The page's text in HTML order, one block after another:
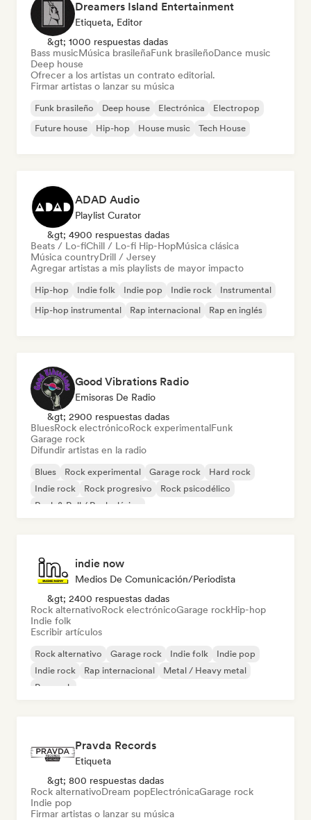
Dreamers Island Entertainment
Etiqueta, Editor
&gt; 1000 respuestas dadas
Bass musicMúsica brasileñaFunk brasileñoDance music
Deep house
Ofrecer a los artistas un contrato editorial.
Firmar artistas o lanzar su música
Funk brasileño Deep house Electrónica
Electropop
Future house
Hip-hop House music Tech House
ADAD Audio
Playlist Curator
&gt; 4900 respuestas dadas
Beats / Lo-fiChill / Lo-fi Hip-HopMúsica clásica
Música countryDrill / Jersey
Agregar artistas a mis playlists de mayor impacto
Hip-hop Indie folk Indie pop Indie rock
Instrumental
Hip-hop instrumental
Rap internacional Rap en inglés
Good Vibrations Radio
Emisoras De Radio
&gt; 2900 respuestas dadas
BluesRock electrónicoRock experimentalFunk
Garage rock
Difundir artistas en la radio
Blues Rock experimental Garage rock
Hard rock
Indie rock
Rock progresivo
Rock psicodélico
Rock & Roll / Rock clásico
indie now
Medios De Comunicación/Periodista
&gt; 2400 respuestas dadas
Rock alternativoRock electrónicoGarage rockHip-hop
Indie folk
Escribir artículos
Rock alternativo Garage rock Indie folk
Indie pop
Indie rock
Rap internacional
Metal / Heavy metal
Pop rock
Pravda Records
Etiqueta
&gt; 800 respuestas dadas
Rock alternativoDream popElectrónicaGarage rock
Indie pop
Firmar artistas o lanzar su música